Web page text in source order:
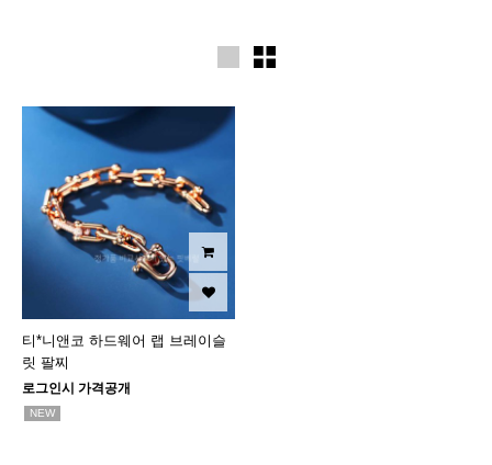
티*니앤코 하드웨어 랩 브레이슬
릿 팔찌
로그인시 가격공개
NEW